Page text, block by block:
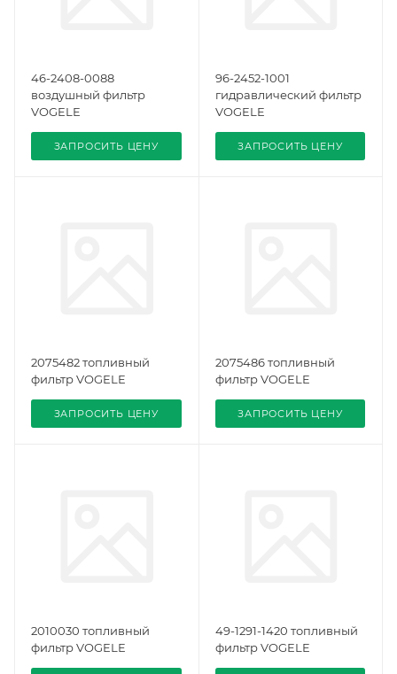
46-2408-0088
воздушный фильтр
VOGELE
ЗАПРОСИТЬ ЦЕНУ
96-2452-1001
гидравлический фильтр
VOGELE
ЗАПРОСИТЬ ЦЕНУ
2075482 топливный
фильтр VOGELE
ЗАПРОСИТЬ ЦЕНУ
2075486 топливный
фильтр VOGELE
ЗАПРОСИТЬ ЦЕНУ
2010030 топливный
фильтр VOGELE
49-1291-1420 топливный
фильтр VOGELE